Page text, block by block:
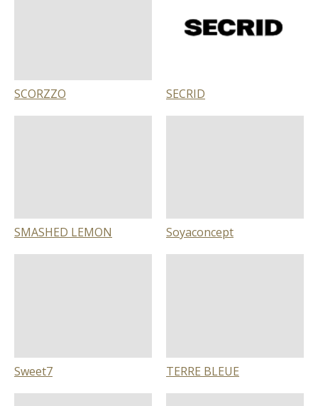
SCORZZO SECRID
SMASHED LEMON Soyaconcept
Sweet7 TERRE BLEUE